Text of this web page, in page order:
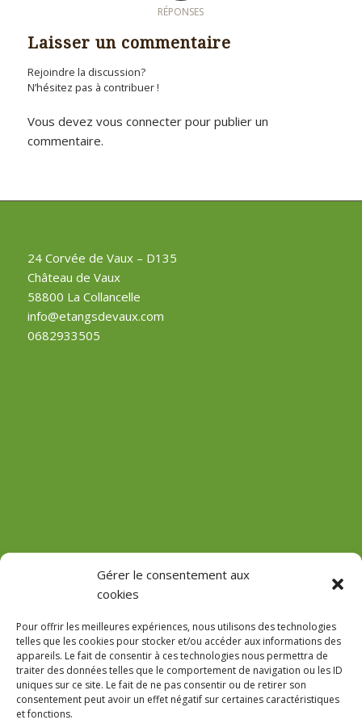
Gérer le consentement aux
cookies
Pour offrir les meilleures expériences, nous utilisons des technologies
telles que les cookies pour stocker et/ou accéder aux informations des
appareils. Le fait de consentir à ces technologies nous permettra de
traiter des données telles que le comportement de navigation ou les ID
uniques sur ce site. Le fait de ne pas consentir ou de retirer son
consentement peut avoir un effet négatif sur certaines caractéristiques
et fonctions.
RÉPONSES
Laisser un commentaire
Rejoindre la discussion?
N’hésitez pas à contribuer !
Vous devez vous connecterpour publier un
commentaire.
24 Corvée de Vaux – D135
Château de Vaux
58800 La Collancelle
info@etangsdevaux.com
0682933505
GPS : 47.184471755485816, 3.618713022912785
Le Domaine
Accès